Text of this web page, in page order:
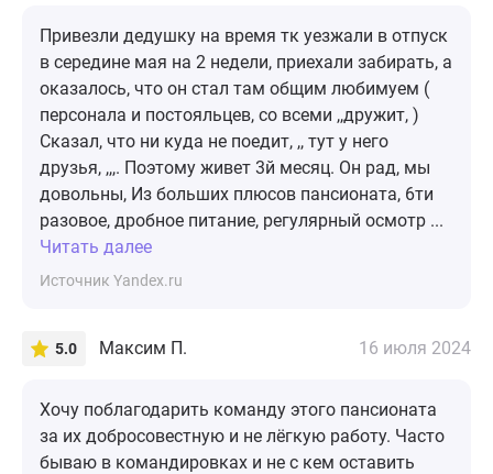
Привезли дедушку на время тк уезжали в отпуск
в середине мая на 2 недели, приехали забирать, а
оказалось, что он стал там общим любимуем (
персонала и постояльцев, со всеми ,,дружит, )
Сказал, что ни куда не поедит, ,, тут у него
друзья, ,,,. Поэтому живет 3й месяц. Он рад, мы
довольны, Из больших плюсов пансионата, 6ти
разовое, дробное питание, регулярный осмотр ...
Читать далее
Источник Yandex.ru
5.0 Максим П. 16 июля 2024
Хочу поблагодарить команду этого пансионата
за их добросовестную и не лёгкую работу. Часто
бываю в командировках и не с кем оставить